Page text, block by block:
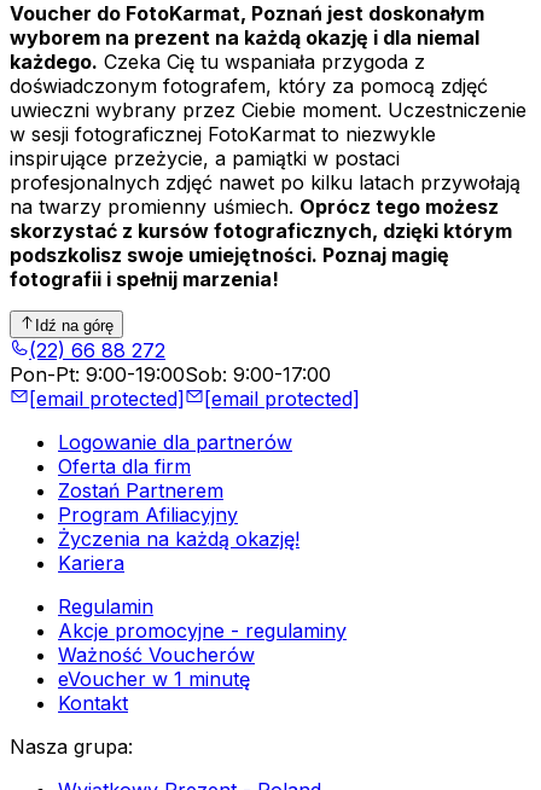
Voucher do FotoKarmat, Poznań jest doskonałym
wyborem na prezent na każdą okazję i dla niemal
każdego. Czeka Cię tu wspaniała przygoda z
doświadczonym fotografem, który za pomocą zdjęć
uwieczni wybrany przez Ciebie moment. Uczestniczenie
w sesji fotograficznej FotoKarmat to niezwykle
inspirujące przeżycie, a pamiątki w postaci
profesjonalnych zdjęć nawet po kilku latach przywołają
na twarzy promienny uśmiech. Oprócz tego możesz
skorzystać z kursów fotograficznych, dzięki którym
podszkolisz swoje umiejętności. Poznaj magię
fotografii i spełnij marzenia!
Idź na górę
(22) 66 88 272
Pon-Pt: 9:00-19:00Sob: 9:00-17:00
[email protected]
[email protected]
Logowanie dla partnerów
Oferta dla firm
Zostań Partnerem
Program Afiliacyjny
Życzenia na każdą okazję!
Kariera
Regulamin
Akcje promocyjne - regulaminy
Ważność Voucherów
eVoucher w 1 minutę
Kontakt
Nasza grupa: